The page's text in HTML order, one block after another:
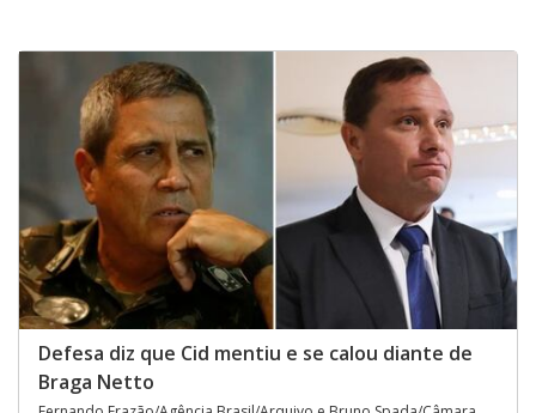
Defesa diz que Cid mentiu e se calou diante de
Braga Netto